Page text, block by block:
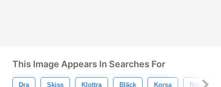
This Image Appears In Searches For
Dra Skiss Klottra Bläck Korsa Ritad För